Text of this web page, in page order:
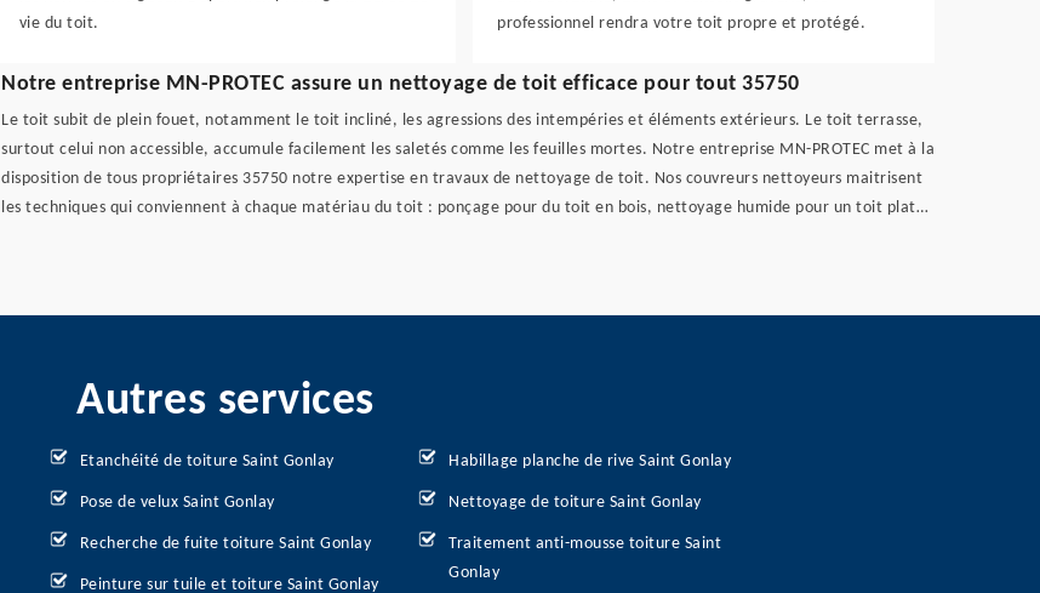
vie du toit.
professionnel rendra votre toit propre et protégé.
Notre entreprise MN-PROTEC assure un nettoyage de toit efficace pour tout 35750
Le toit subit de plein fouet, notamment le toit incliné, les agressions des intempéries et éléments extérieurs. Le toit terrasse,
surtout celui non accessible, accumule facilement les saletés comme les feuilles mortes. Notre entreprise MN-PROTEC met à la
disposition de tous propriétaires 35750 notre expertise en travaux de nettoyage de toit. Nos couvreurs nettoyeurs maitrisent
les techniques qui conviennent à chaque matériau du toit : ponçage pour du toit en bois, nettoyage humide pour un toit plat…
Autres services
Etanchéité de toiture Saint Gonlay
Pose de velux Saint Gonlay
Recherche de fuite toiture Saint Gonlay
Peinture sur tuile et toiture Saint Gonlay
Habillage planche de rive Saint Gonlay
Nettoyage de toiture Saint Gonlay
Traitement anti-mousse toiture Saint
Gonlay